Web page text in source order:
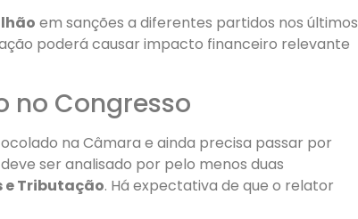
em sanções a diferentes partidos nos últimos
poderá causar impacto financeiro relevante
no Congresso
na Câmara e ainda precisa passar por
ser analisado por pelo menos duas
e Tributação. Há expectativa de que o relator